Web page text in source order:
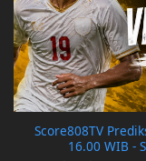
Score808TV
16.00 WIB -